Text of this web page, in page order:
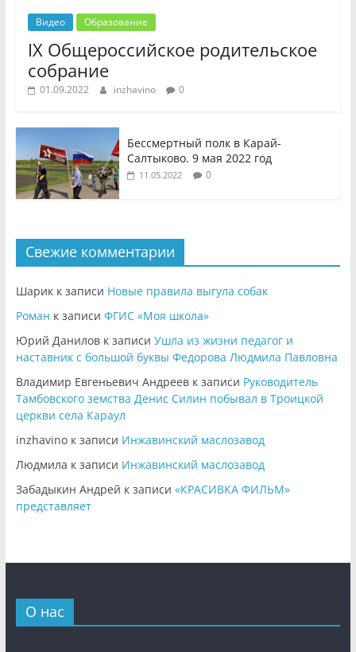
Видео Образование
IX Общероссийское родительское
собрание
01.09.2022 inzhavino 0
Бессмертный полк в Карай-
Салтыково. 9 мая 2022 год
11.05.2022 0
Свежие комментарии
Шарикк записи Новые правила выгула собак
Роман к записи ФГИС «Моя школа»
Юрий Даниловк записи Ушла из жизни педагог и
наставник с большой буквы Федорова Людмила Павловна
Владимир Евгеньевич Андреевк записи Руководитель
Тамбовского земства Денис Силин побывал в Троицкой
церкви села Караул
inzhavinoк записи Инжавинский маслозавод
Людмила к записи Инжавинский маслозавод
Забадыкин Андрей к записи «КРАСИВКА ФИЛЬМ»
представляет
О нас